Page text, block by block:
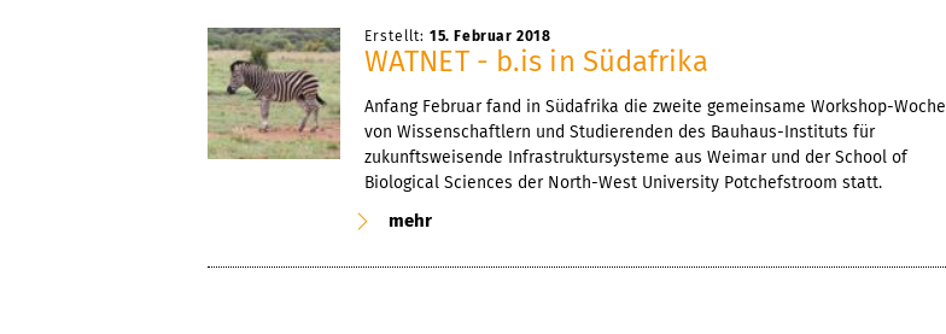
Erstellt: 15. Februar 2018
WATNET - b.is in Südafrika
Anfang Februar fand in Südafrika die zweite gemeinsame Workshop-Woche
von Wissenschaftlern und Studierenden des Bauhaus-Instituts für
zukunftsweisende Infrastruktursysteme aus Weimar und der School of
Biological Sciences der North-West University Potchefstroom statt.
mehr